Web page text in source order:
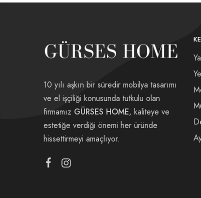
10 yılı aşkın bir süredir mobilya tasarımı
ve el işçiliği konusunda tutkulu olan
firmamız GÜRSES HOME, kaliteye ve
estetiğe verdiği önemi her üründe
hissettirmeyi amaçlıyor.